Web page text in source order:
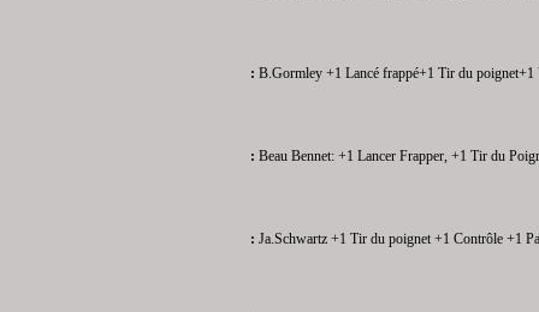
: B.Gormley +1 Lancé frappé+1 Tir du poignet+1
: Beau Bennet: +1 Lancer Frapper, +1 Tir du
: Ja.Schwartz +1 Tir du poignet +1 Contrôle +1